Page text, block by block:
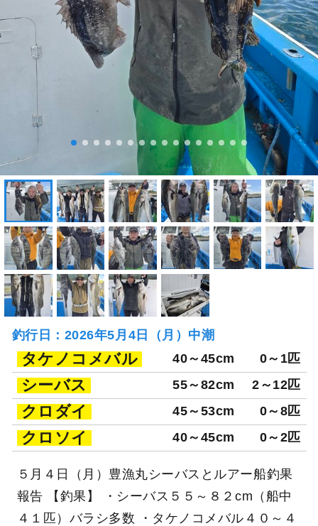
釣行日：2026年5月4日（月）中潮
タケノコメバル 40～45cm 0～1匹
シーバス 55～82cm 2～12匹
クロダイ 45～53cm 0～8匹
クロソイ 40～45cm 0～2匹
５月４日（月）豊漁丸シーバスとルアー船釣果
報告 【釣果】 ・シーバス５５～８２cm（船中
４１匹）バラシ多数 ・タケノコメバル４０～４